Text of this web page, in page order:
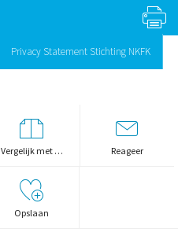
Privacy Statement Stichting NKFK
Vergelijk met … Reageer
Opslaan